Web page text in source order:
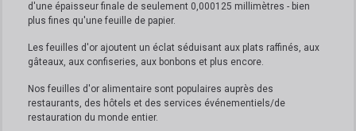
d'une épaisseur finale de seulement 0,000125 millimètres - bien
plus fines qu'une feuille de papier.
Les feuilles d'or ajoutent un éclat séduisant aux plats raffinés, aux
gâteaux, aux confiseries, aux bonbons et plus encore.
Nos feuilles d'or alimentaire sont populaires auprès des
restaurants, des hôtels et des services événementiels/de
restauration du monde entier.